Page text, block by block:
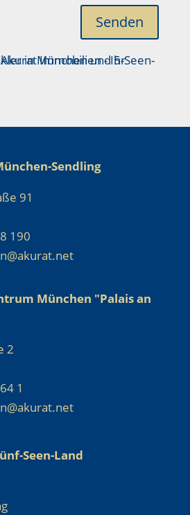
Senden
Sendling
91
190
München "Palais an
2
1
Seen-Land